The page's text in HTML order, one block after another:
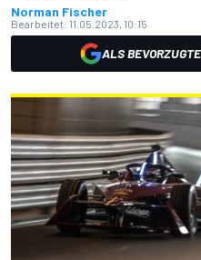
Norman Fischer
Bearbeitet: 11.05.2023, 10:15
ALS